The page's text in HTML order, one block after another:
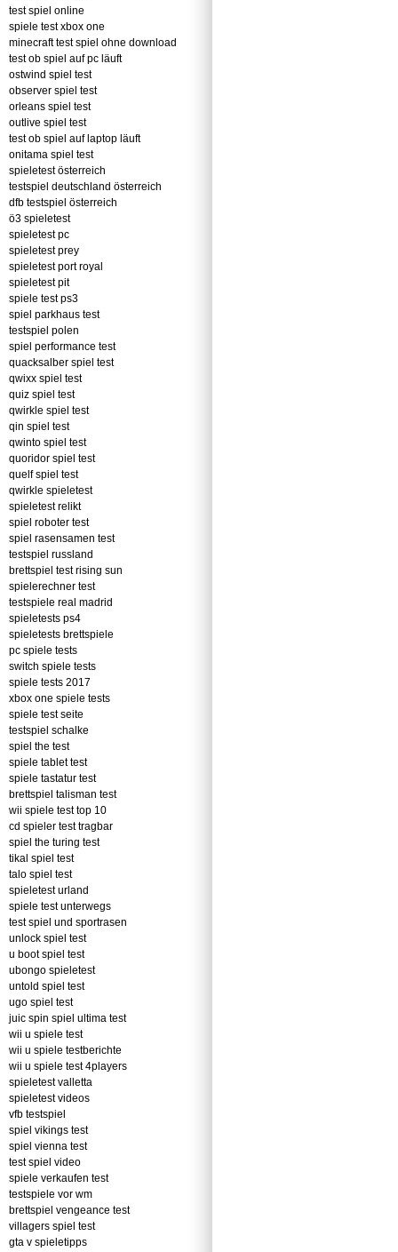
test spiel online
spiele test xbox one
minecraft test spiel ohne download
test ob spiel auf pc läuft
ostwind spiel test
observer spiel test
orleans spiel test
outlive spiel test
test ob spiel auf laptop läuft
onitama spiel test
spieletest österreich
testspiel deutschland österreich
dfb testspiel österreich
ö3 spieletest
spieletest pc
spieletest prey
spieletest port royal
spieletest pit
spiele test ps3
spiel parkhaus test
testspiel polen
spiel performance test
quacksalber spiel test
qwixx spiel test
quiz spiel test
qwirkle spiel test
qin spiel test
qwinto spiel test
quoridor spiel test
quelf spiel test
qwirkle spieletest
spieletest relikt
spiel roboter test
spiel rasensamen test
testspiel russland
brettspiel test rising sun
spielerechner test
testspiele real madrid
spieletests ps4
spieletests brettspiele
pc spiele tests
switch spiele tests
spiele tests 2017
xbox one spiele tests
spiele test seite
testspiel schalke
spiel the test
spiele tablet test
spiele tastatur test
brettspiel talisman test
wii spiele test top 10
cd spieler test tragbar
spiel the turing test
tikal spiel test
talo spiel test
spieletest urland
spiele test unterwegs
test spiel und sportrasen
unlock spiel test
u boot spiel test
ubongo spieletest
untold spiel test
ugo spiel test
juic spin spiel ultima test
wii u spiele test
wii u spiele testberichte
wii u spiele test 4players
spieletest valletta
spieletest videos
vfb testspiel
spiel vikings test
spiel vienna test
test spiel video
spiele verkaufen test
testspiele vor wm
brettspiel vengeance test
villagers spiel test
gta v spieletipps